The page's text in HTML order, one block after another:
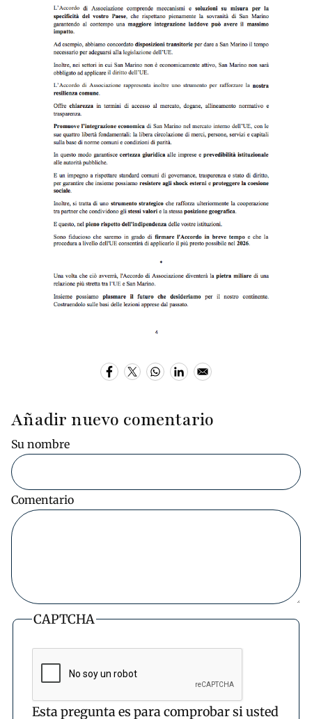
Añadir nuevo comentario
Su nombre
Comentario
CAPTCHA
Esta pregunta es para comprobar si usted